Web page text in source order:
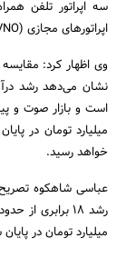
سه اپراتور تلفن
اپراتورهای مجازی (MVNO) فراهم می‌کند.
وی اظهار کرد:
نشان می‌دهد رشد
خواهد رسید.
عباسی شاهکوه تصریح
میلیارد تومان در پایان سال 99